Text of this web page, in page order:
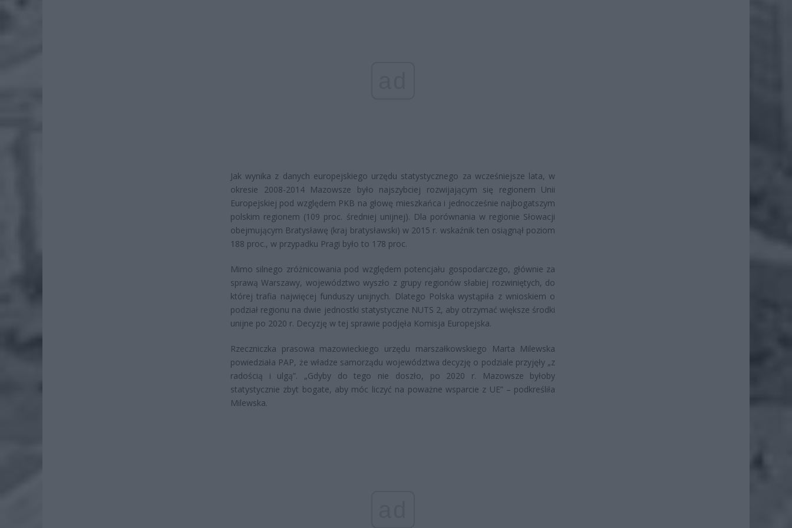
Jak wynika z danych europejskiego urzędu statystycznego za wcześniejsze lata, w
okresie 2008-2014 Mazowsze było najszybciej rozwijającym się regionem Unii
Europejskiej pod względem PKB na głowę mieszkańca i jednocześnie najbogatszym
polskim regionem (109 proc. średniej unijnej). Dla porównania w regionie Słowacji
obejmującym Bratysławę (kraj bratysławski) w 2015 r. wskaźnik ten osiągnął poziom
188 proc., w przypadku Pragi było to 178 proc.
Mimo silnego zróżnicowania pod względem potencjału gospodarczego, głównie za
sprawą Warszawy, województwo wyszło z grupy regionów słabiej rozwiniętych, do
której trafia najwięcej funduszy unijnych. Dlatego Polska wystąpiła z wnioskiem o
podział regionu na dwie jednostki statystyczne NUTS 2, aby otrzymać większe środki
unijne po 2020 r. Decyzję w tej sprawie podjęła Komisja Europejska.
Rzeczniczka prasowa mazowieckiego urzędu marszałkowskiego Marta Milewska
powiedziała PAP, że władze samorządu województwa decyzję o podziale przyjęły „z
radością i ulgą”. „Gdyby do tego nie doszło, po 2020 r. Mazowsze byłoby
statystycznie zbyt bogate, aby móc liczyć na poważne wsparcie z UE” – podkreśliła
Milewska.